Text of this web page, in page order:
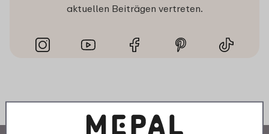
aktuellen Beiträgen vertreten.